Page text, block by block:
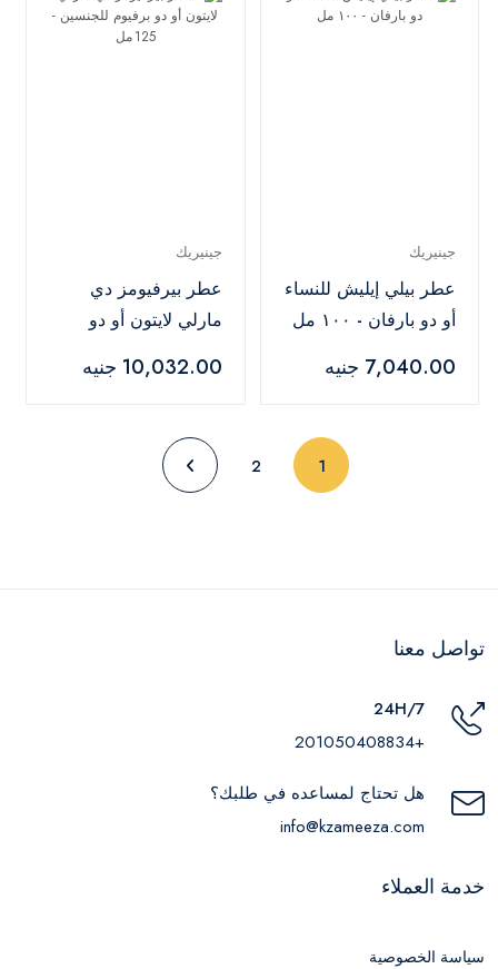
جينيريك
عطر بيلي إيليش للنساء
أو دو بارفان - ١٠٠ مل
7,040.00 جنيه
جينيريك
عطر بيرفيومز دي
مارلي لايتون أو دو
125 مل
10,032.00 جنيه
1
2
تواصل معنا
24H/7
+201050408834
هل تحتاج لمساعده في طلبك؟
info@kzameeza.com
خدمة العملاء
سياسة الخصوصية